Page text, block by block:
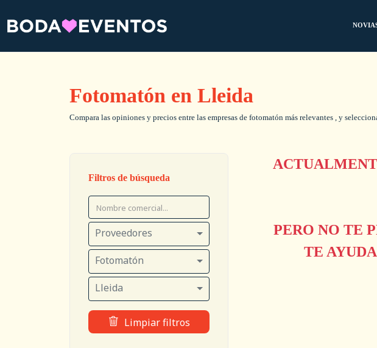
Fotomatón en Lleida
Compara las opiniones y precios entre las empresas de fotomatón más relevantes , y
Filtros de búsqueda
Proveedores
Fotomatón
Lleida
Limpiar filtros
PERO NO TE
TE